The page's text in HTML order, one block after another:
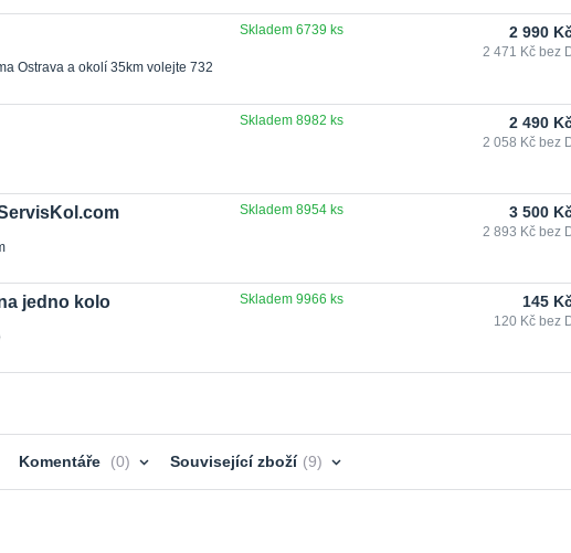
Ostrava a okolí 35km volejte 732
2 990
2 471 Kč bez
Skladem 6739 ks
2 490
2 058 Kč bez
Skladem 8982 ks
3 500
2 893 Kč bez
Skladem 8954 ks
jedno kolo 145
120 Kč bez
Skladem 9966 ks
Komentáře 0 Související zboží 9